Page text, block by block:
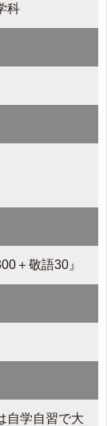
科
＋敬語30』
自学自習で大